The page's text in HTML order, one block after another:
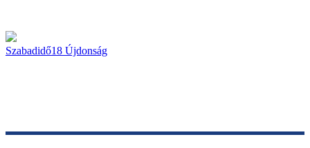
Szabadidő18 Újdonság